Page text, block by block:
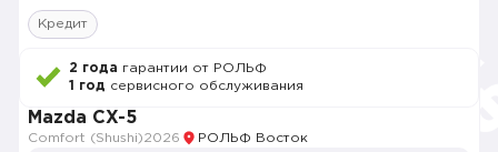
Кредит
2 года гарантии от РОЛЬФ
1 год сервисного обслуживания
Mazda CX-5
Comfort (Shushi)2026 РОЛЬФ Восток